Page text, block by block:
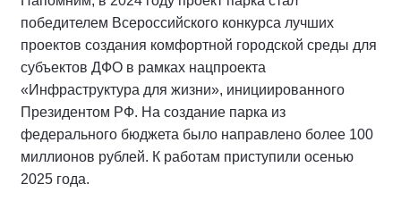
победителем Всероссийского конкурса лучших
проектов создания комфортной городской среды для
субъектов ДФО в рамках нацпроекта
«Инфраструктура для жизни», инициированного
Президентом РФ. На создание парка из
федерального бюджета было направлено более 100
миллионов рублей. К работам приступили осенью
2025 года.